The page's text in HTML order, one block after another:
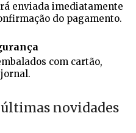
enviada imediatamente
do pagamento.
com cartão,
novidades